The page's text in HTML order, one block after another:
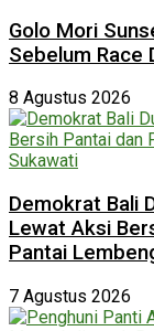
Golo Mori
Sebelum Race
8 Agustus 2026
Demokrat Bali
Lewat Aksi
Pantai
7 Agustus 2026